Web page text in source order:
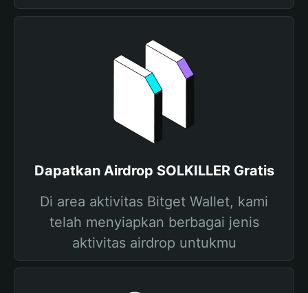
Dapatkan Airdrop SOLKILLER Gratis
Di area aktivitas Bitget Wallet, kami
telah menyiapkan berbagai jenis
aktivitas airdrop untukmu